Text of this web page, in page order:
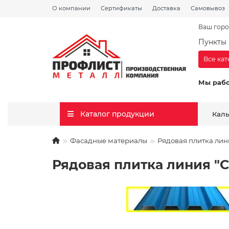
О компании Сертификаты Доставка Самовывоз
Ваш
Пункты
Мы
Все
Каталог продукции
Фасадные материалы Рядовая плитка
Рядовая плитка линия